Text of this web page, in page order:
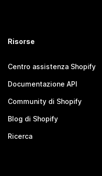
Risorse
Centro assistenza Shopify
Documentazione API
Community di Shopify
Blog di Shopify
Ricerca